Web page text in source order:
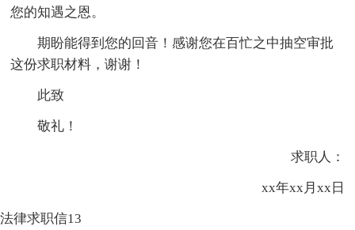
您的知遇之恩。
期盼能得到您的回音！感谢您在百忙之中抽空审批
这份求职材料，谢谢！
此致
敬礼！
求职人：
xx年xx月xx日
法律求职信13